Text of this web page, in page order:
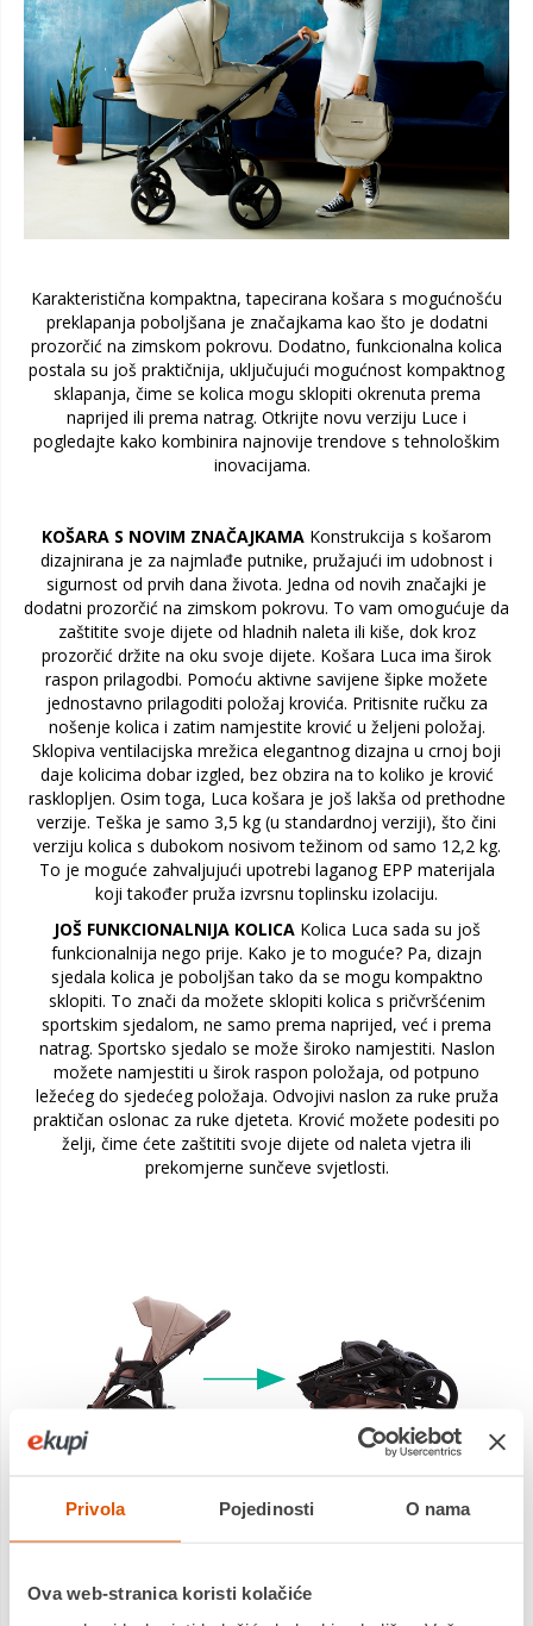
Privola Pojedinosti O nama
Ova web-stranica koristi kolačiće
Karakteristična kompaktna, tapecirana košara s mogućnošću
preklapanja poboljšana je značajkama kao što je dodatni
prozorčić na zimskom pokrovu. Dodatno, funkcionalna kolica
postala su još praktičnija, uključujući mogućnost kompaktnog
sklapanja, čime se kolica mogu sklopiti okrenuta prema
naprijed ili prema natrag. Otkrijte novu verziju Luce i
pogledajte kako kombinira najnovije trendove s tehnološkim
inovacijama.
KOŠARA S NOVIM ZNAČAJKAMA Konstrukcija s košarom
dizajnirana je za najmlađe putnike, pružajući im udobnost i
sigurnost od prvih dana života. Jedna od novih značajki je
dodatni prozorčić na zimskom pokrovu. To vam omogućuje da
zaštitite svoje dijete od hladnih naleta ili kiše, dok kroz
prozorčić držite na oku svoje dijete. Košara Luca ima širok
raspon prilagodbi. Pomoću aktivne savijene šipke možete
jednostavno prilagoditi položaj krovića. Pritisnite ručku za
nošenje kolica i zatim namjestite krović u željeni položaj.
Sklopiva ventilacijska mrežica elegantnog dizajna u crnoj boji
daje kolicima dobar izgled, bez obzira na to koliko je krović
rasklopljen. Osim toga, Luca košara je još lakša od prethodne
verzije. Teška je samo 3,5 kg (u standardnoj verziji), što čini
verziju kolica s dubokom nosivom težinom od samo 12,2 kg.
To je moguće zahvaljujući upotrebi laganog EPP materijala
koji također pruža izvrsnu toplinsku izolaciju.
JOŠ FUNKCIONALNIJA KOLICAKolica Luca sada su još
funkcionalnija nego prije. Kako je to moguće? Pa, dizajn
sjedala kolica je poboljšan tako da se mogu kompaktno
sklopiti. To znači da možete sklopiti kolica s pričvršćenim
sportskim sjedalom, ne samo prema naprijed, već i prema
natrag. Sportsko sjedalo se može široko namjestiti. Naslon
možete namjestiti u širok raspon položaja, od potpuno
ležećeg do sjedećeg položaja. Odvojivi naslon za ruke pruža
praktičan oslonac za ruke djeteta. Krović možete podesiti po
želji, čime ćete zaštititi svoje dijete od naleta vjetra ili
prekomjerne sunčeve svjetlosti.